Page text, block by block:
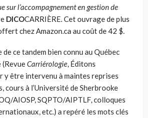
sur l’accompagnement en gestion de
DICOCARRIÈRE. Cet ouvrage de plus
chez Amazon.ca au coût de 42 $.
de ce tandem bien connu au Québec
Carriérologie, Éditons
y être intervenu à maintes reprises
cours à l’Université de Sherbrooke
AIOSP, SQPTO/AIPTLF, colloques
etc.) a repéré les mots clés